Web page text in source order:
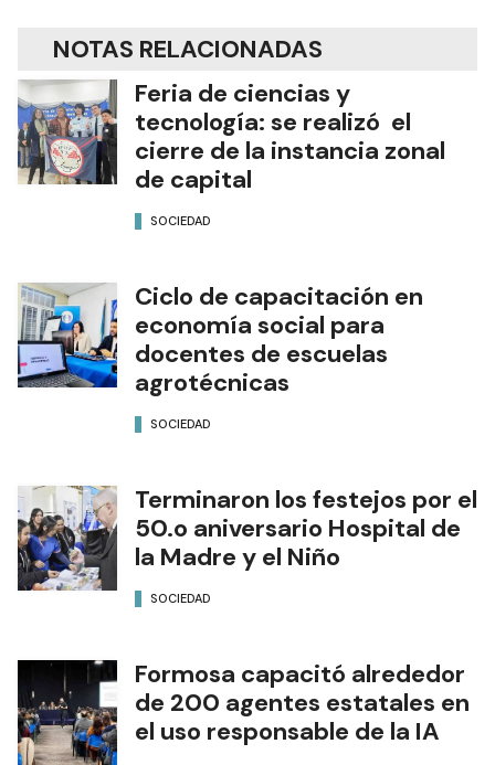
NOTAS RELACIONADAS
Feria de ciencias y
tecnología: se realizó el
cierre de la instancia zonal
de capital
SOCIEDAD
Ciclo de capacitación en
economía social para
docentes de escuelas
agrotécnicas
SOCIEDAD
Terminaron los festejos por el
50.o aniversario Hospital de
la Madre y el Niño
SOCIEDAD
Formosa capacitó alrededor
de 200 agentes estatales en
el uso responsable de la IA